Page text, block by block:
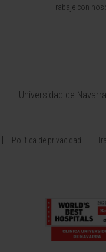
Trabaje con
Universidad de Navarra
Política de privacidad